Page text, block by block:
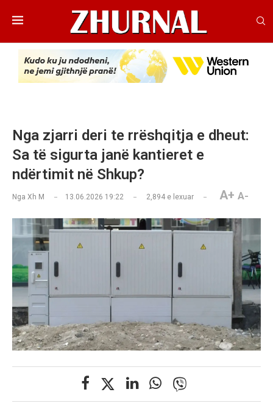
Nga zjarri deri te rrëshqitja e dheut:
Sa të sigurta janë kantieret e
ndërtimit në Shkup?
Nga Xh M 13.06.2026 19:22 2,894 e lexuar A+ A-